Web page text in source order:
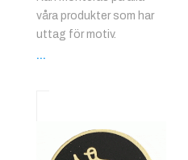
våra produkter som har
uttag för motiv.
...